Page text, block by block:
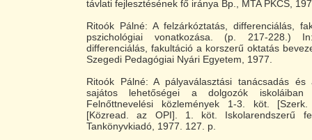
távlati fejlesztésének fő iránya Bp., MTA PKCS,
Ritoók Pálné: A felzárkóztatás, differenciálás,
pszichológiai vonatkozása. (p. 217-228.)
differenciálás, fakultáció a korszerű oktatás
Szegedi Pedagógiai Nyári Egyetem, 1977.
Ritoók Pálné: A pályaválasztási tanácsadás és
sajátos lehetőségei a dolgozók
Felnőttnevelési közlemények 1-3. köt.
[Közread. az OPI]. 1. köt. Iskolarendszerű
Tankönyvkiadó, 1977. 127. p.